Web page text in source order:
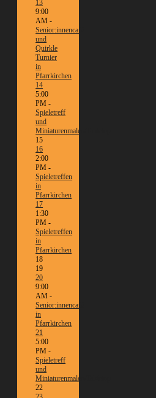
13
9:00
AM -
Senior:innencafé
und
Quirkle
Turnier
in
Pfarrkirchen
14
5:00
PM -
Spieletreff
und
Miniaturenmalen/Tabletop
15
16
2:00
PM -
Spieletreffen
in
Pfarrkirchen
17
1:30
PM -
Spieletreffen
in
Pfarrkirchen
18
19
20
9:00
AM -
Senior:innencafé
in
Pfarrkirchen
21
5:00
PM -
Spieletreff
und
Miniaturenmalen/Tabletop
22